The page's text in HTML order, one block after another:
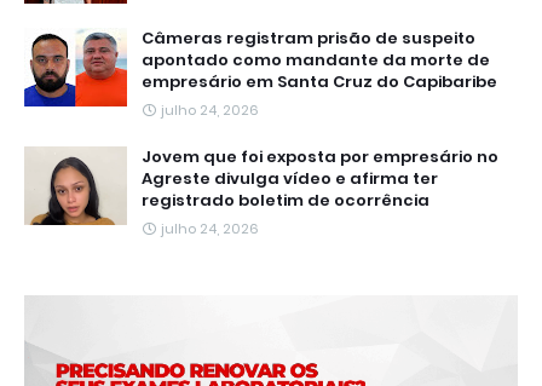
Câmeras registram prisão de suspeito
apontado como mandante da morte de
empresário em Santa Cruz do Capibaribe
julho 24, 2026
Jovem que foi exposta por empresário no
Agreste divulga vídeo e afirma ter
registrado boletim de ocorrência
julho 24, 2026